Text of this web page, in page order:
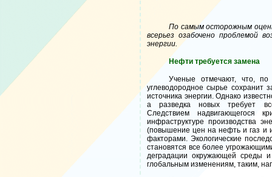
По самым осторожным
всерьез озабочено проблемой
энергии.
Нефти требуется замена
Ученые отмечают, что,
углеводородное сырье сохранит
источника энергии. Однако
а разведка новых требует
Следствием надвигающегося
инфраструктуре производства
(повышение цен на нефть и газ и
факторами. Экологические
становятся все более
деградации окружающей среды
глобальным изменениям, таким,